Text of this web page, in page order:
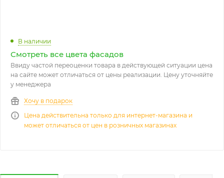
В наличии
Смотреть все цвета фасадов
Ввиду частой переоценки товара в действующей ситуации цена
на сайте может отличаться от цены реализации. Цену уточняйте
у менеджера
Хочу в подарок
Цена действительна только для интернет-магазина и
может отличаться от цен в розничных магазинах